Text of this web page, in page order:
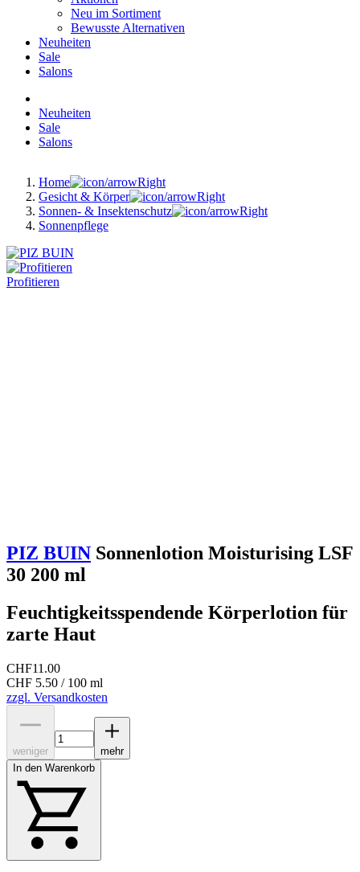
Neu im Sortiment
Bewusste Alternativen
Neuheiten
Sale
Salons
Neuheiten
Sale
Salons
Home
Gesicht & Körper
Sonnen- & Insektenschutz
Sonnenpflege
Profitieren
PIZ BUIN Sonnenlotion Moisturising LSF
30 200 ml
Feuchtigkeitsspendende Körperlotion für
zarte Haut
CHF11.00
CHF 5.50 / 100 ml
zzgl. Versandkosten
weniger
mehr
In den Warenkorb